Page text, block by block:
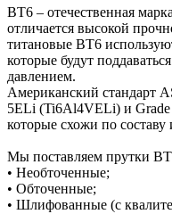
ВТ6 – отечественная
отличается высокой
титановые ВТ6
которые будут
давлением.
Американский стандарт
5ELi (Ti6Al4VELi) и Grade
которые схожи по составу
Мы поставляем прутки
• Необточенные;
• Обточенные;
• Шлифованные (с